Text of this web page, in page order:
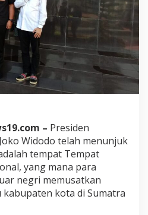
– Presiden
Widodo telah menunjuk
tempat Tempat
yang mana para
negri memusatkan
kabupaten kota di Sumatra